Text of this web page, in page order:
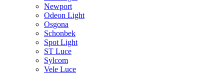
Newport
Odeon Light
Osgona
Schonbek
Spot Light
ST Luce
Sylcom
Vele Luce